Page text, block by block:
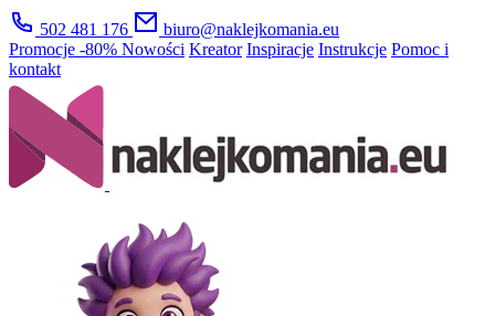
502 481 176
biuro@naklejkomania.eu
Promocje -80% Nowości Kreator Inspiracje Instrukcje Pomoc i
kontakt